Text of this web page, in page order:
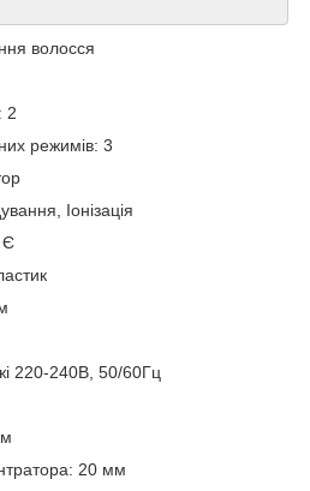
волосся
2
режимів: 3
Іонізація
Є
220-240В, 50/60Гц
20 мм